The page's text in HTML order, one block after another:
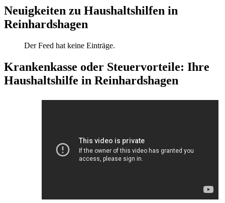
Neuigkeiten zu Haushaltshilfen in
Reinhardshagen
Der Feed hat keine Einträge.
Krankenkasse oder Steuervorteile: Ihre
Haushaltshilfe in Reinhardshagen